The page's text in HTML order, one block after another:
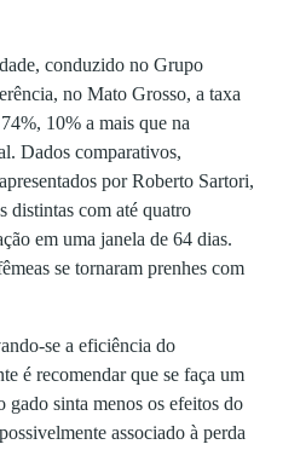
conduzido no Grupo
no Mato Grosso, a taxa
10% a mais que na
Dados comparativos,
por Roberto Sartori,
distintas com até quatro
em uma janela de 64 dias.
se tornaram prenhes com
se a eficiência do
é recomendar que se faça um
gado sinta menos os efeitos do
associado à perda